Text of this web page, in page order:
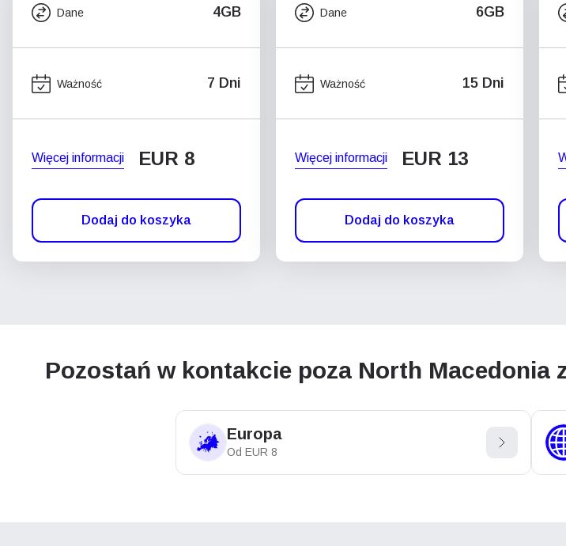
Dane 4GB
Ważność 7 Dni
Więcej informacji EUR 8
Dodaj do koszyka
Dane 6GB
Ważność 15 Dni
Więcej informacji EUR 13
Dodaj do koszyka
Pozostań w kontakcie poza North Macedonia
Europa
Od EUR 8